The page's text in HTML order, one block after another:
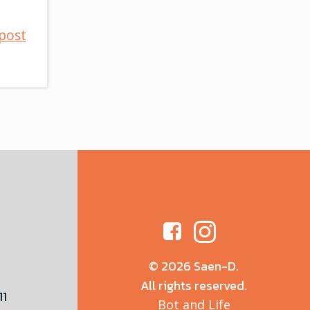
© 2026 Saen-D.
All rights reserved.
Bot and Life